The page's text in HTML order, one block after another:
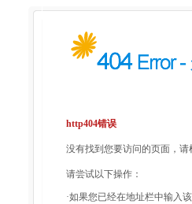
http404错误
没有找到您要访问的页面，
请尝试以下操作：
·如果您已经在地址栏中输入